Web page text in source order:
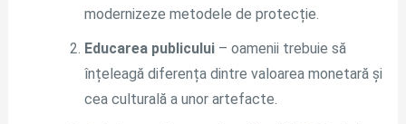
modernizeze metodele de protecție.
Educarea publicului– oamenii trebuie să
înțeleagă diferența dintre valoarea monetară și
cea culturală a unor artefacte.